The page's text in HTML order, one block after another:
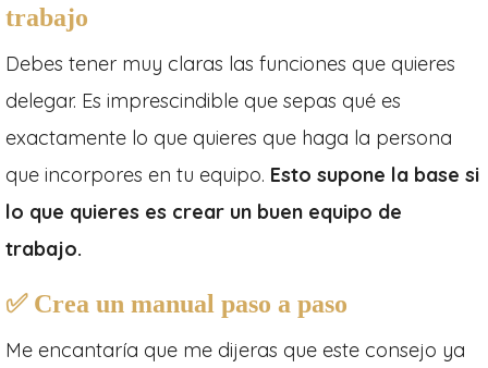
trabajo
Debes tener muy claras las funciones que quieres
delegar. Es imprescindible que sepas qué es
exactamente lo que quieres que haga la persona
que incorpores en tu equipo. Esto supone la base si
lo que quieres es crear un buen equipo de
trabajo.
✅ Crea un manual paso a paso
Me encantaría que me dijeras que este consejo ya